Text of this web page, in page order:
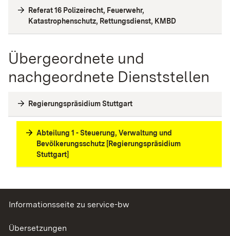
Referat 16 Polizeirecht, Feuerwehr,
Katastrophenschutz, Rettungsdienst, KMBD
Übergeordnete und
nachgeordnete Dienststellen
Regierungspräsidium Stuttgart
Abteilung 1 - Steuerung, Verwaltung und
Bevölkerungsschutz [Regierungspräsidium
Stuttgart]
Informationsseite zu service-bw
Übersetzungen